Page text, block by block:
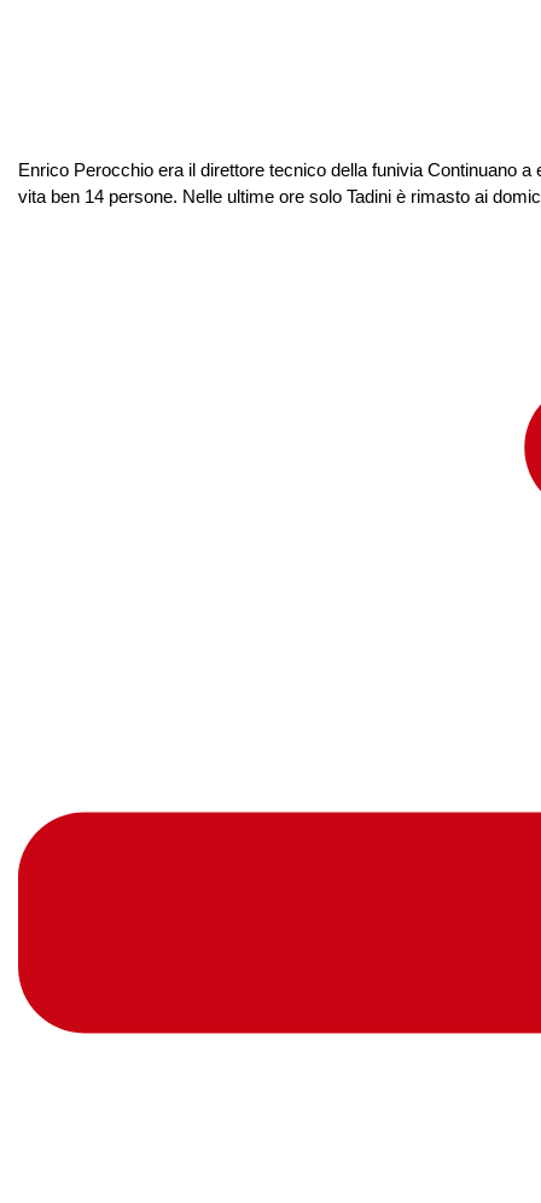
Enrico Perocchio era il direttore tecnico della funivia Continuano
vita ben 14 persone. Nelle ultime ore solo Tadini è rimasto ai